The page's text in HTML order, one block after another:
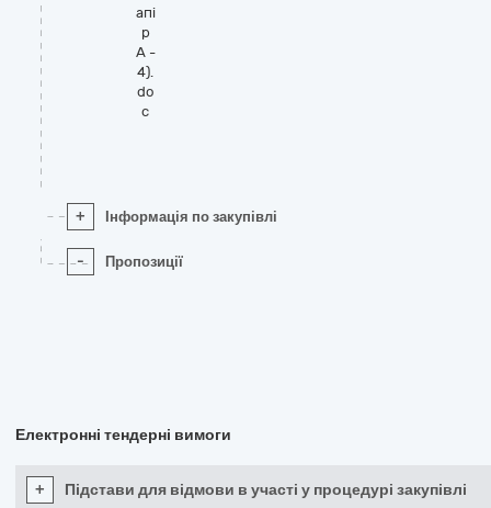
апі
р
А -
4).
do
c
+ Інформація по закупівлі
- Пропозиції
Електронні тендерні вимоги
+ Підстави для відмови в участі у процедурі закупівлі